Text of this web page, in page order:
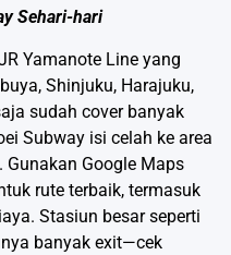
Sehari-hari
Yamanote Line yang
Shinjuku, Harajuku,
sudah cover banyak
Subway isi celah ke area
Gunakan Google Maps
rute terbaik, termasuk
Stasiun besar seperti
banyak exit—cek